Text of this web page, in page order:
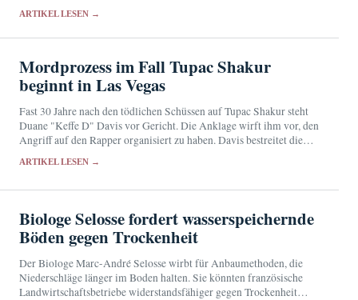
ARTIKEL LESEN →
Mordprozess im Fall Tupac Shakur
beginnt in Las Vegas
Fast 30 Jahre nach den tödlichen Schüssen auf Tupac Shakur steht
Duane "Keffe D" Davis vor Gericht. Die Anklage wirft ihm vor, den
Angriff auf den Rapper organisiert zu haben. Davis bestreitet die
ARTIKEL LESEN →
Biologe Selosse fordert wasserspeichernde
Böden gegen Trockenheit
Der Biologe Marc-André Selosse wirbt für Anbaumethoden, die
Niederschläge länger im Boden halten. Sie könnten französische
Landwirtschaftsbetriebe widerstandsfähiger gegen Trockenheit